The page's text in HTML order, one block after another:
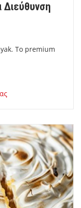
Διεύθυνση
Το premium